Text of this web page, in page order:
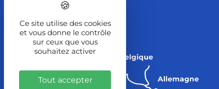
Itinéraire
Ce site utilise des cookies
et vous donne le contrôle
sur ceux que vous
souhaitez activer
Tout accepter